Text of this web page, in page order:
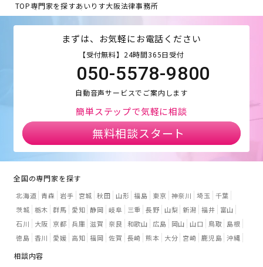
TOP専門家を探すあいりす大阪法律事務所
まずは、お気軽にお電話ください
【受付無料】24時間365日受付
050-5578-9800
自動音声サービスでご案内します
簡単ステップで気軽に相談
無料相談スタート
全国の専門家を探す
北海道 青森 岩手 宮城 秋田 山形 福島 東京 神奈川 埼玉
千葉
茨城 栃木 群馬 愛知 静岡 岐阜 三重 長野 山梨 新潟 福井
富山
石川
大阪 京都 兵庫 滋賀 奈良 和歌山 広島 岡山 山口 鳥取
島根
徳島 香川 愛媛 高知 福岡 佐賀 長崎 熊本 大分 宮崎 鹿児島 沖縄
相談内容